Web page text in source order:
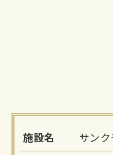
施設名 サン